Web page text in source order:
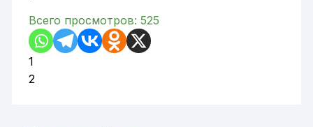
Всего просмотров: 525
1
2